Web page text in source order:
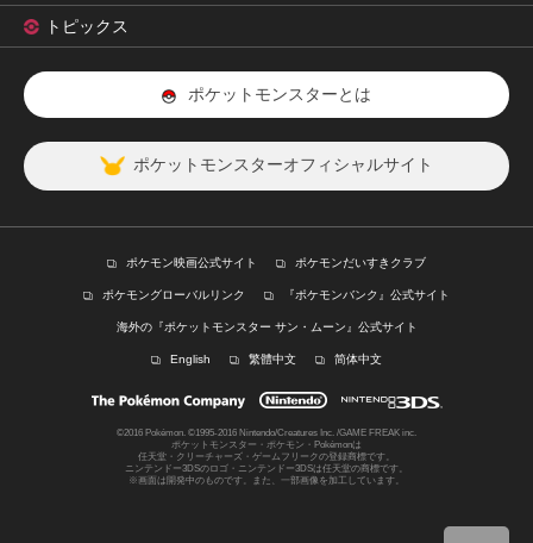
トピックス
ポケットモンスターとは
ポケットモンスターオフィシャルサイト
ポケモン映画公式サイト ポケモンだいすきクラブ
ポケモングローバルリンク 『ポケモンバンク』公式サイト
海外の『ポケットモンスター サン・ムーン』公式サイト
English 繁體中文 简体中文
©2016 Pokémon. ©1995-2016 Nintendo/Creatures Inc. /GAME FREAK inc.
ポケットモンスター・ポケモン・Pokémonは
任天堂・クリーチャーズ・ゲームフリークの登録商標です。
ニンテンドー3DSのロゴ・ニンテンドー3DSは任天堂の商標です。
※画面は開発中のものです。また、一部画像を加工しています。